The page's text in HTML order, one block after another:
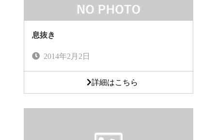
息抜き
2014年2月2日
詳細はこちら